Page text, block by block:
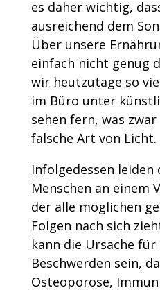
es daher wichtig,
ausreichend dem
Über unsere
einfach nicht genug
wir heutzutage so
im Büro unter
sehen fern, was
falsche Art von Licht.
Infolgedessen leiden
Menschen an einem
der alle möglichen
Folgen nach sich
kann die Ursache für
Beschwerden sein,
Osteoporose,